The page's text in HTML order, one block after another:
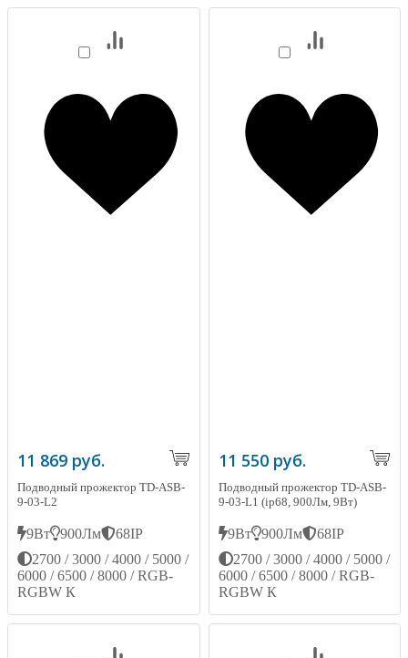
11 869 руб.
Подводный прожектор TD-ASB-
9-03-L2
9Вт 900Лм
68IP
2700 / 3000 / 4000 / 5000 /
6000 / 6500 / 8000 / RGB-
RGBW К
11 550 руб.
Подводный прожектор TD-ASB-
9-03-L1 (ip68, 900Лм, 9Вт)
9Вт 900Лм
68IP
2700 / 3000 / 4000 / 5000 /
6000 / 6500 / 8000 / RGB-
RGBW К